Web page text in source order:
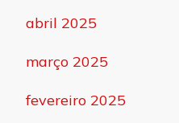
abril 2025
março 2025
fevereiro 2025